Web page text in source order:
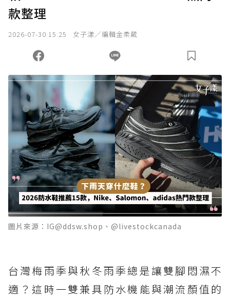
款整理
2026-07-30 15:25 女子漾／編輯金柔葳
圖片來源：IG@ddsw.shop、@livestockcanada
台灣梅雨季與秋冬雨季總是讓雙腳悶濕不
適？這時一雙兼具防水機能與潮流顏值的